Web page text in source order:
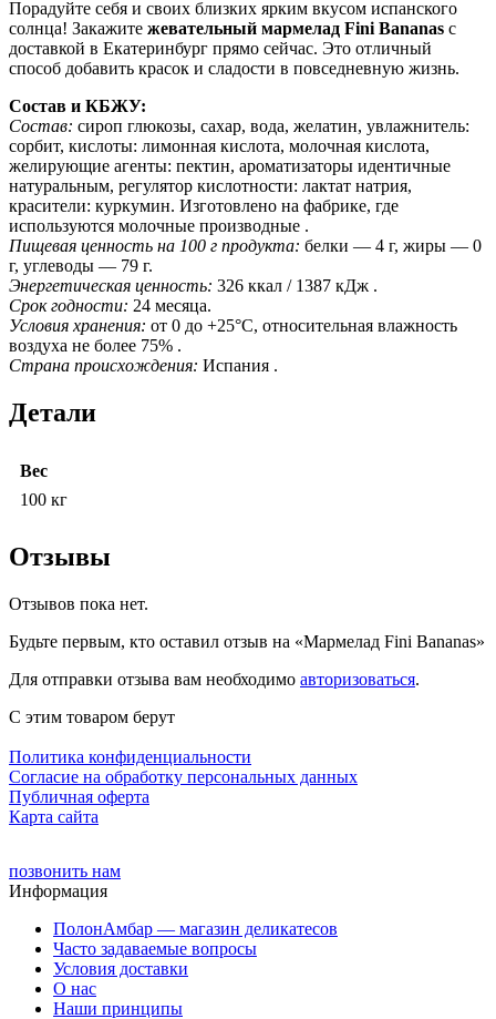
Порадуйте себя и своих близких ярким вкусом испанского
солнца! Закажите жевательный мармелад Fini Bananas с
доставкой в Екатеринбург прямо сейчас. Это отличный
способ добавить красок и сладости в повседневную жизнь.
Состав и КБЖУ:
Состав: сироп глюкозы, сахар, вода, желатин, увлажнитель:
сорбит, кислоты: лимонная кислота, молочная кислота,
желирующие агенты: пектин, ароматизаторы идентичные
натуральным, регулятор кислотности: лактат натрия,
красители: куркумин. Изготовлено на фабрике, где
используются молочные производные .
Пищевая ценность на 100 г продукта: белки — 4 г, жиры — 0
г, углеводы — 79 г.
Энергетическая ценность: 326 ккал / 1387 кДж .
Срок годности: 24 месяца.
Условия хранения: от 0 до +25°С, относительная влажность
воздуха не более 75% .
Страна происхождения: Испания .
Детали
Вес
100 кг
Отзывы
Отзывов пока нет.
Будьте первым, кто оставил отзыв на «Мармелад Fini Bananas»
Для отправки отзыва вам необходимо авторизоваться.
С этим товаром берут
Политика конфиденциальности
Cогласие на обработку персональных данных
Публичная оферта
Карта сайта
позвонить нам
Информация
ПолонАмбар — магазин деликатесов
Часто задаваемые вопросы
Условия доставки
О нас
Наши принципы